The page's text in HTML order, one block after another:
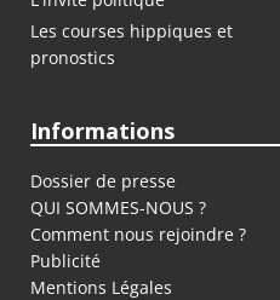
Les courses hippiques et
pronostics
Informations
Dossier de presse
QUI SOMMES-NOUS ?
Comment nous rejoindre ?
Publicité
Mentions Légales